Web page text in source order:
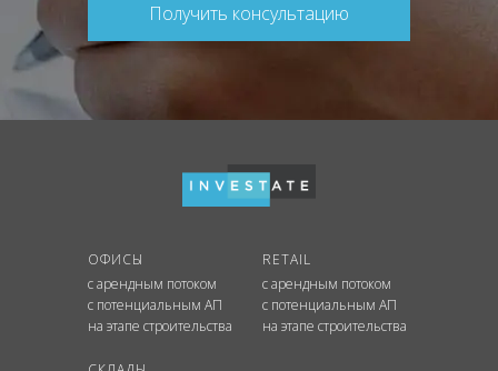
Получить консультацию
ОФИСЫ
с арендным потоком
с потенциальным АП
на этапе строительства
RETAIL
с арендным потоком
с потенциальным АП
на этапе строительства